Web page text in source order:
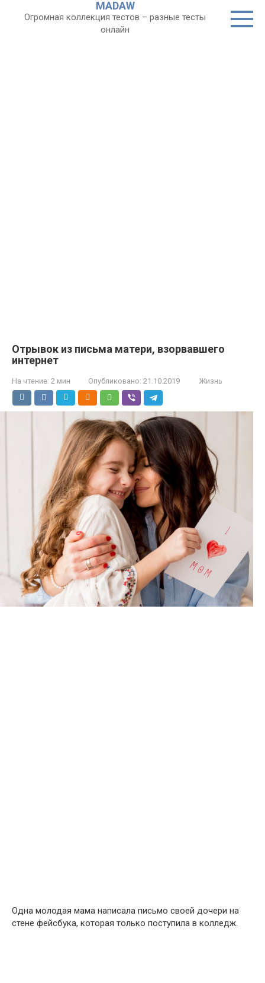
MADAW
Огромная коллекция тестов – разные тесты
онлайн
Отрывок из письма матери, взорвавшего
интернет
На чтение: 2 мин Опубликовано: 21.10.2019 Жизнь
Одна молодая мама написала письмо своей дочери на
стене фейсбука, которая только поступила в колледж.